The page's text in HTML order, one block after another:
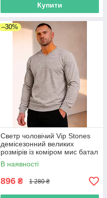
Купити
–30%
Светр чоловічий Vip Stones
демісезонний великих
розмірів із коміром мис батал
бежевий
В наявності
896 ₴ 1 280 ₴